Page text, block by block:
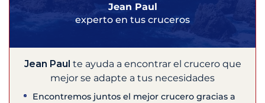
Jean Paul
experto en tus cruceros
Jean Paul te ayuda a encontrar el crucero que
mejor se adapte a tus necesidades
Encontremos juntos el mejor crucero gracias a